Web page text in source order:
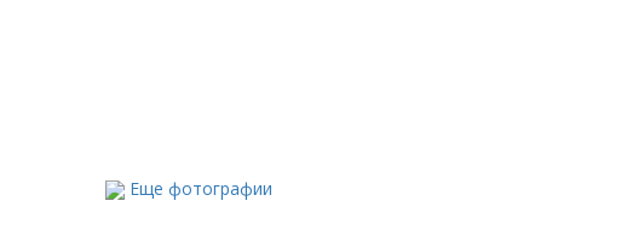
Еще фотографии